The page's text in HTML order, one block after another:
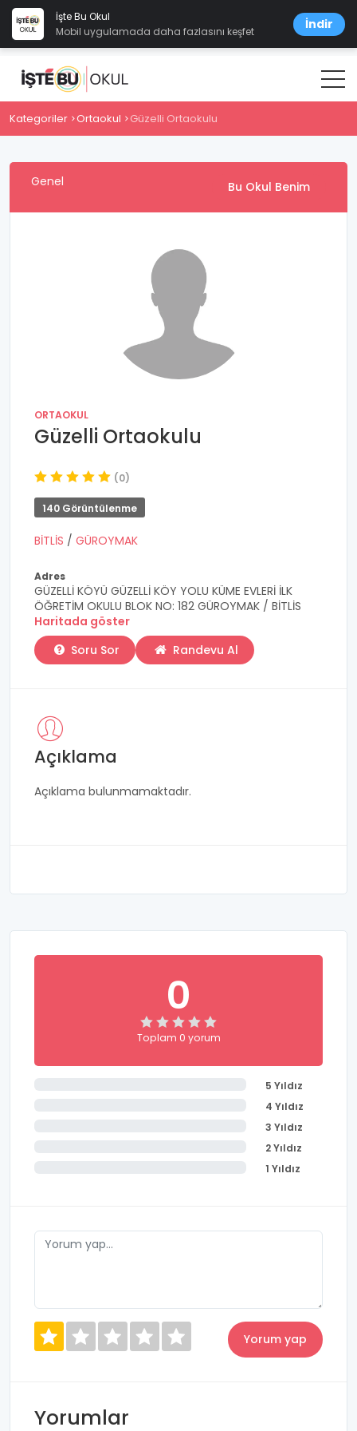
İşte Bu Okul
Mobil uygulamada daha fazlasını keşfet
İndir
Kategoriler Ortaokul Güzelli Ortaokulu
Genel Bu Okul Benim
ORTAOKUL
Güzelli Ortaokulu
(0)
140 Görüntülenme
BİTLİS / GÜROYMAK
Adres
GÜZELLİ KÖYÜ GÜZELLİ KÖY YOLU KÜME EVLERİ İLK
ÖĞRETİM OKULU BLOK NO: 182 GÜROYMAK / BİTLİS
Haritada göster
Soru Sor
Randevu Al
Açıklama
Açıklama bulunmamaktadır.
0
Toplam 0 yorum
5 Yıldız
4 Yıldız
3 Yıldız
2 Yıldız
1 Yıldız
Yorumlar